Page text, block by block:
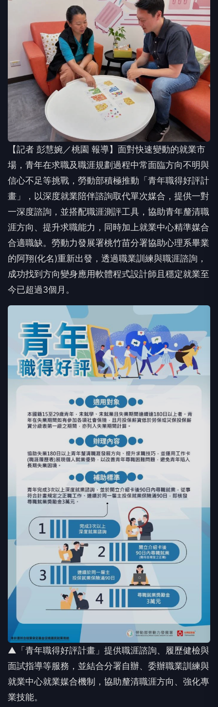
【記者 彭慧婉／桃園 報導】面對快速變動的就業市
場，青年在求職及職涯規劃過程中常面臨方向不明與
信心不足等挑戰，勞動部積極推動「青年職得好評計
畫」，以深度就業陪伴諮詢取代單次媒合，提供一對
一深度諮詢，並搭配職涯測評工具，協助青年釐清職
涯方向、提升求職能力，同時加上就業中心精準媒合
合適職缺。勞動力發展署桃竹苗分署協助心理系畢業
的阿翔(化名)重新出發，透過職業訓練與職涯諮詢，
成功找到方向變身應用軟體程式設計師且穩定就業至
今已超過3個月。
▲「青年職得好評計畫」提供職涯諮詢、履歷健檢與
面試指導等服務，並結合分署自辦、委辦職業訓練與
就業中心就業媒合機制，協助釐清職涯方向、強化專
業技能。